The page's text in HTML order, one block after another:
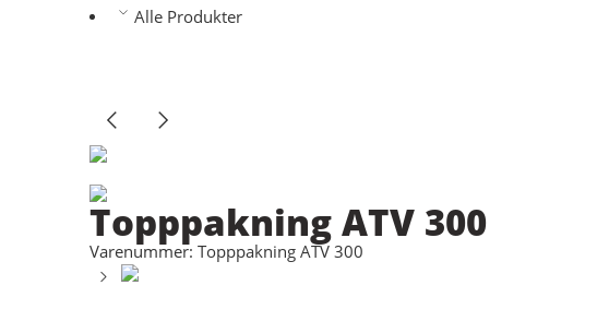
Alle Produkter
Topppakning ATV 300
Varenummer: Topppakning ATV 300